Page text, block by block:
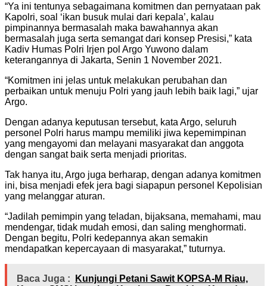
“Ya ini tentunya sebagaimana komitmen dan pernyataan pak
Kapolri, soal ‘ikan busuk mulai dari kepala’, kalau
pimpinannya bermasalah maka bawahannya akan
bermasalah juga serta semangat dari konsep Presisi,” kata
Kadiv Humas Polri Irjen pol Argo Yuwono dalam
keterangannya di Jakarta, Senin 1 November 2021.
“Komitmen ini jelas untuk melakukan perubahan dan
perbaikan untuk menuju Polri yang jauh lebih baik lagi,” ujar
Argo.
Dengan adanya keputusan tersebut, kata Argo, seluruh
personel Polri harus mampu memiliki jiwa kepemimpinan
yang mengayomi dan melayani masyarakat dan anggota
dengan sangat baik serta menjadi prioritas.
Tak hanya itu, Argo juga berharap, dengan adanya komitmen
ini, bisa menjadi efek jera bagi siapapun personel Kepolisian
yang melanggar aturan.
“Jadilah pemimpin yang teladan, bijaksana, memahami, mau
mendengar, tidak mudah emosi, dan saling menghormati.
Dengan begitu, Polri kedepannya akan semakin
mendapatkan kepercayaan di masyarakat,” tuturnya.
Baca Juga :
Kunjungi Petani Sawit KOPSA-M Riau,